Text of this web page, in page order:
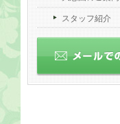
スタッフ紹介